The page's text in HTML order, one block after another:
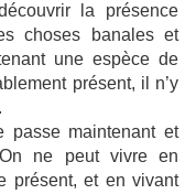
la présence
choses banales et
une espèce de
présent, il n’y
passe maintenant et
ne peut vivre en
présent, et en vivant